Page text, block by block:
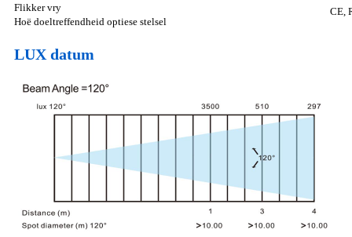
Flikker vry
Hoë doeltreffendheid optiese stelsel
CE,
LUX datum